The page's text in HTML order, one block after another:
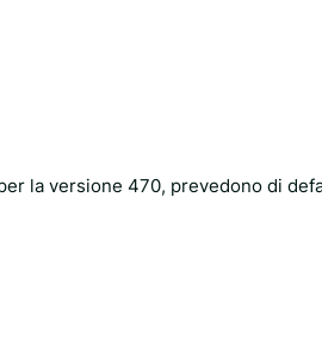
la versione 470, prevedono di